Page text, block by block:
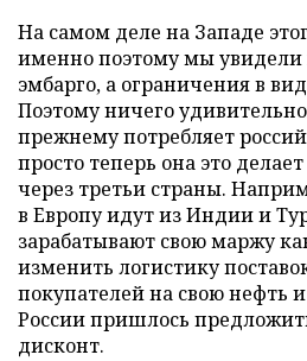
На самом деле на Западе
именно поэтому мы увидели
эмбарго, а ограничения в
Поэтому ничего
прежнему потребляет
просто теперь она это
через третьи страны.
в Европу идут из Индии и
зарабатывают свою маржу
изменить логистику
покупателей на свою нефть
России пришлось
дисконт.